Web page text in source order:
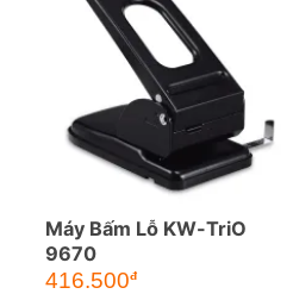
Máy Bấm Lỗ KW-TriO
9670
416.500đ